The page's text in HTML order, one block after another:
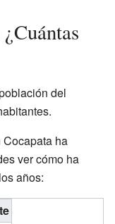
del
ha
ver cómo ha
años: